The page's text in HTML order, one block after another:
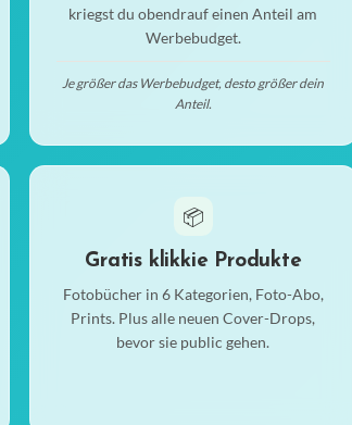
kriegst du obendrauf einen Anteil am
Werbebudget.
Je größer das Werbebudget, desto größer dein
Anteil.
📦
Gratis klikkie Produkte
Fotobücher in 6 Kategorien, Foto-Abo,
Prints. Plus alle neuen Cover-Drops,
bevor sie public gehen.